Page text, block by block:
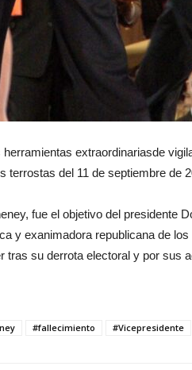
extraordinariasde
terrostas del 11 de septiembre de
fue el objetivo del presidente
y exanimadora republicana de
tras su derrota electoral y por sus
#fallecimiento #Vicepresidente